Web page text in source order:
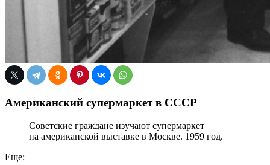
Американский супермаркет в СССР
Советские граждане изучают супермаркет
на американской выставке в Москве. 1959 год.
Еще: